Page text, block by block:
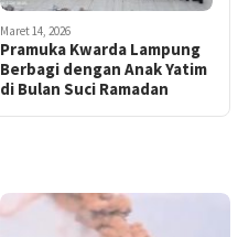
Maret 14, 2026
Pramuka Kwarda Lampung
Berbagi dengan Anak Yatim
di Bulan Suci Ramadan